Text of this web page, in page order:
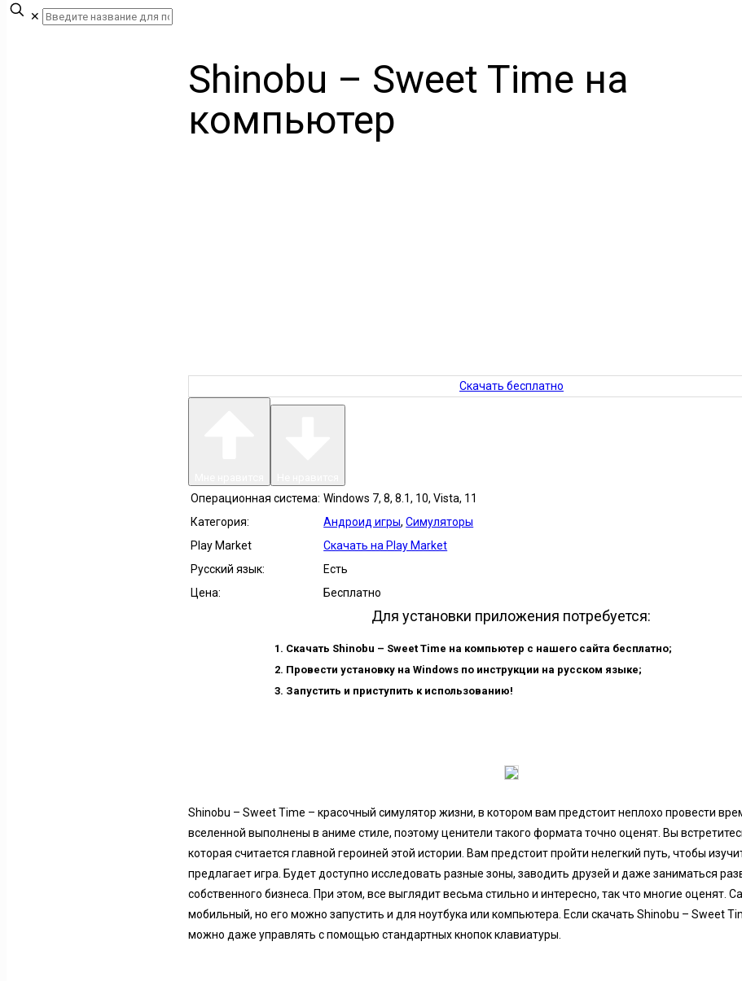
✕
Shinobu – Sweet Time на
компьютер
Скачать бесплатно
Операционная система: Windows 7, 8, 8.1, 10, Vista, 11
Категория:
Андроид игры,Симуляторы
Play Market
Скачать на Play Market
Русский язык:
Есть
Цена:
Бесплатно
Для установки приложения потребуется:
Скачать Shinobu – Sweet Time на компьютер с нашего сайта бесплатно;
Провести установку на Windows по инструкции на русском языке;
Запустить и приступить к использованию!
Shinobu – Sweet Time – красочный симулятор жизни, в котором вам предстоит неплохо провести
вселенной выполнены в аниме стиле, поэтому ценители такого формата точно оценят. Вы
которая считается главной героиней этой истории. Вам предстоит пройти нелегкий путь, чтобы
предлагает игра. Будет доступно исследовать разные зоны, заводить друзей и даже заниматься
собственного бизнеса. При этом, все выглядит весьма стильно и интересно, так что многие оценят.
мобильный, но его можно запустить и для ноутбука или компьютера. Если скачать Shinobu – Sweet
можно даже управлять с помощью стандартных кнопок клавиатуры.